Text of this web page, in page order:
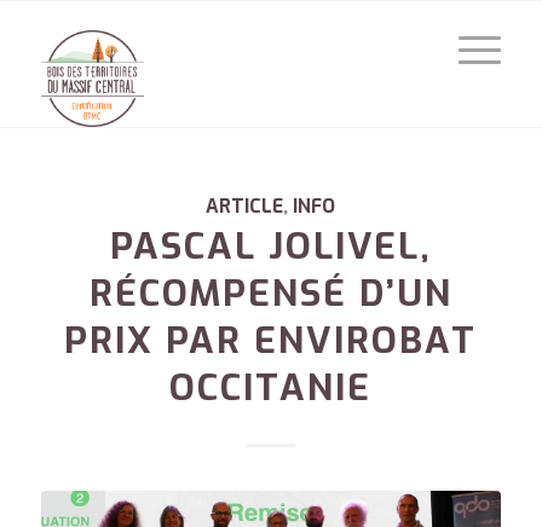
ARTICLE, INFO
PASCAL JOLIVEL,
RÉCOMPENSÉ D’UN
PRIX PAR ENVIROBAT
OCCITANIE